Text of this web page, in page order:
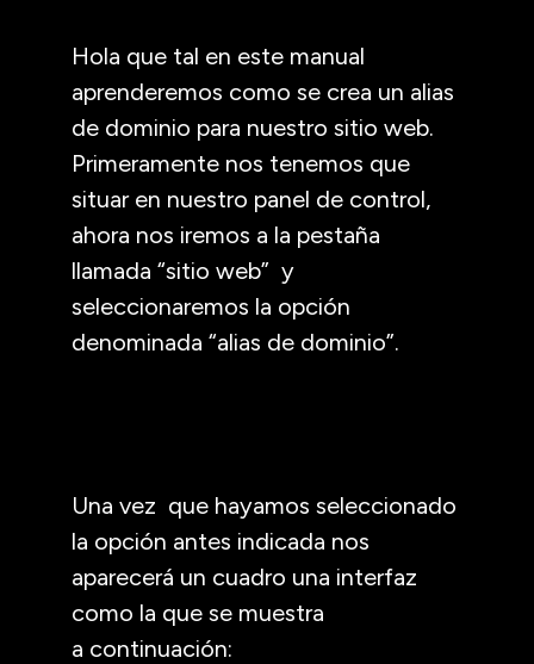
Hola que tal en este manual
aprenderemos como se crea un alias
de dominio para nuestro sitio web.
Primeramente nos tenemos que
situar en nuestro panel de control,
ahora nos iremos a la pestaña
llamada “sitio web” y
seleccionaremos la opción
denominada “alias de dominio”.
Una vez que hayamos seleccionado
la opción antes indicada nos
aparecerá un cuadro una interfaz
como la que se muestra
a continuación: